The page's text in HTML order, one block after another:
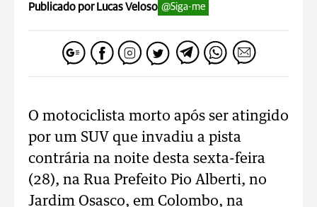
Publicado por Lucas Veloso @Siga-me
O motociclista morto após ser atingido
por um SUV que invadiu a pista
contrária na noite desta sexta-feira
(28), na Rua Prefeito Pio Alberti, no
Jardim Osasco, em Colombo, na